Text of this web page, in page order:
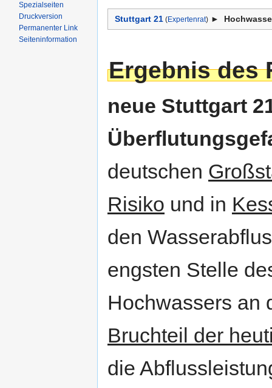
Stuttgart 21 (Expertenrat) ►
Ergebnis des
neue Stuttgart
deutschen
Risiko und in
den
engsten Stelle
Hochwassers an
Bruchteil der
die
Spezialseiten
Druckversion
Permanenter Link
Seiteninformation